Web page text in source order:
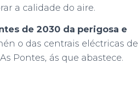
a calidade do aire.
de 2030 da perigosa e
o das centrais eléctricas de
Pontes, ás que abastece.